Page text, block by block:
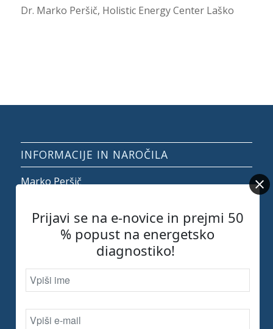
Dr. Marko Peršič, Holistic Energy Center Laško
INFORMACIJE IN NAROČILA
Marko Peršič
Prijavi se na e-novice in prejmi 50
% popust na energetsko
diagnostiko!